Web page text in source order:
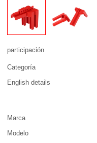
participación
Categoría
English details
Marca
Modelo